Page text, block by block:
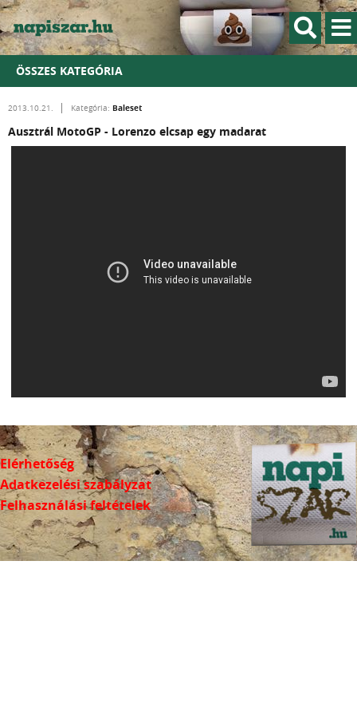
ÖSSZES KATEGÓRIA
2013.10.21. Kategória: Baleset
Ausztrál MotoGP - Lorenzo elcsap egy madarat
Elérhetőség
Adatkezelési szabályzat
Felhasználási feltételek